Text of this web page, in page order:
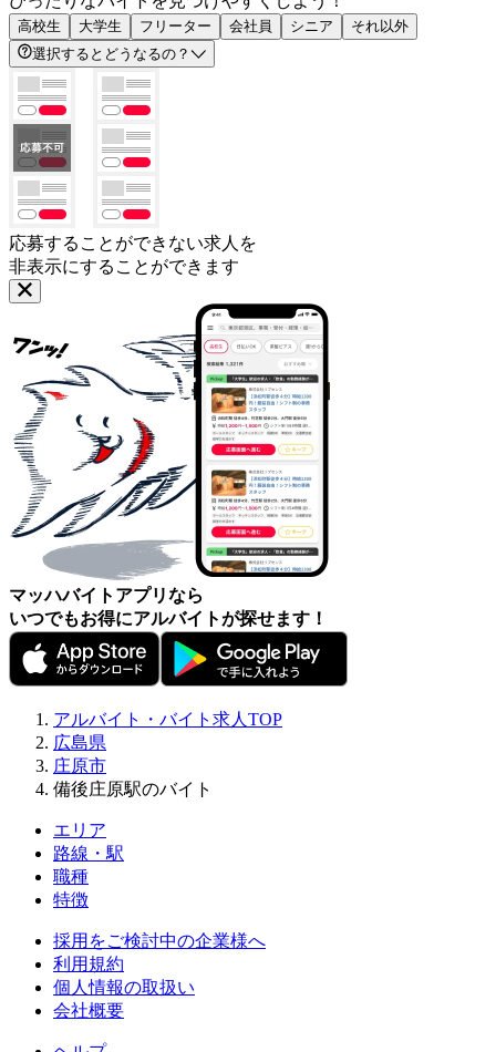
高校生 大学生 フリーター 会社員 シニア
それ以外
選択するとどうなるの？
応募することができない求人を
非表示にすることができます
マッハバイトアプリなら
いつでもお得にアルバイトが探せます！
アルバイト・バイト求人TOP
広島県
庄原市
備後庄原駅のバイト
エリア
路線・駅
職種
特徴
採用をご検討中の企業様へ
利用規約
個人情報の取扱い
会社概要